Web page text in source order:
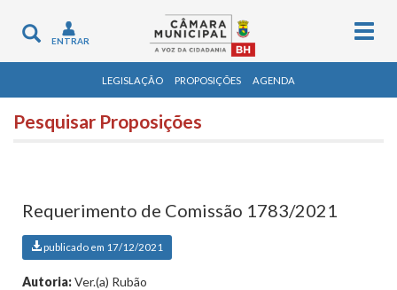
Toggle
navigation
ENTRAR
LEGISLAÇÃO PROPOSIÇÕES AGENDA
Pesquisar Proposições
Requerimento de Comissão 1783/2021
publicado em 17/12/2021
Autoria:Ver.(a) Rubão